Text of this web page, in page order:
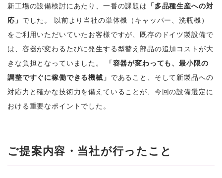
新工場の設備検討にあたり、一番の課題は
「多品種生産への対
応」 でした。 以前より当社の単体機（キャッパー、洗瓶機）
をご利用いただいていたお客様ですが、既存のドイツ製設備で
は、容器が変わるたびに発生する型替え部品の追加コストが大
きな負担となっていました。
「容器が変わっても、最小限の
調整ですぐに稼働できる機械」 であること、そして新製品への
対応力と確かな技術力を備えていることが、今回の設備選定に
おける重要なポイントでした。
ご提案内容・当社が行ったこと